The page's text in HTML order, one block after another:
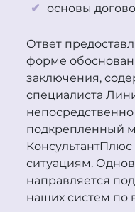
основы
Ответ
форме
заключения,
специалиста
подкрепленный
КонсультантПлюс
ситуациям.
направляется
наших систем по